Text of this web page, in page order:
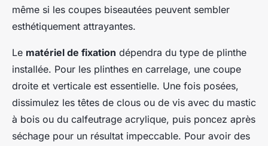
même si les coupes biseautées peuvent sembler
esthétiquement attrayantes.
Le matériel de fixation dépendra du type de plinthe
installée. Pour les plinthes en carrelage, une coupe
droite et verticale est essentielle. Une fois posées,
dissimulez les têtes de clous ou de vis avec du mastic
à bois ou du calfeutrage acrylique, puis poncez après
séchage pour un résultat impeccable. Pour avoir des